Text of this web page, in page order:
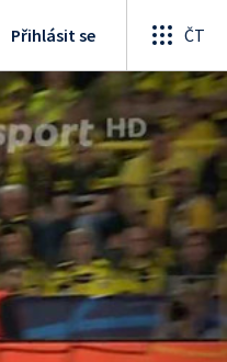
Přihlásit se ČT